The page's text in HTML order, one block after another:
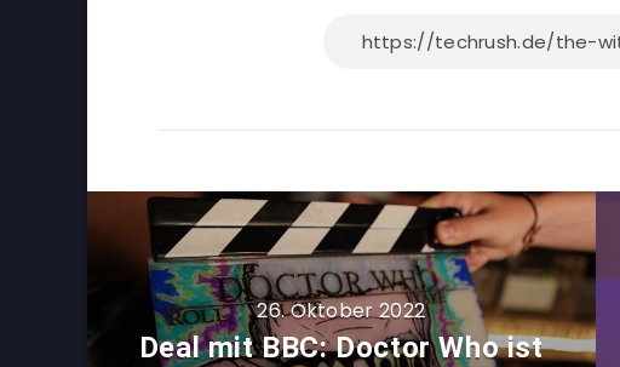
26. Oktober 2022
Deal mit BBC: Doctor Who ist